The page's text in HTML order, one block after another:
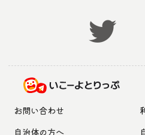
お問い合わせ
自治体の方へ